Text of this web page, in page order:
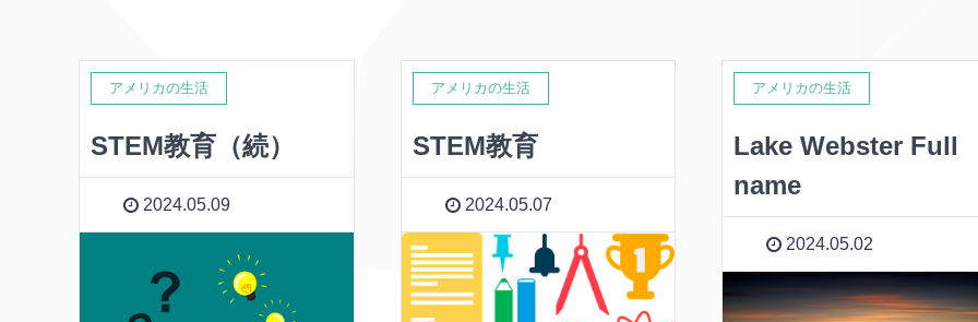
アメリカの生活
STEM教育（続）
2024.05.09
アメリカの生活
STEM教育
2024.05.07
アメリカの生活
Lake Webster Full
name
2024.05.02